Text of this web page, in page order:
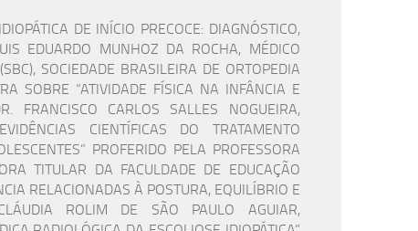
DE INÍCIO PRECOCE: DIAGNÓSTICO,
EDUARDO MUNHOZ DA ROCHA, MÉDICO
SOCIEDADE BRASILEIRA DE ORTOPEDIA
SOBRE “ATIVIDADE FÍSICA NA INFÂNCIA E
FRANCISCO CARLOS SALLES NOGUEIRA,
CIENTÍFICAS DO TRATAMENTO
PROFERIDO PELA PROFESSORA
TITULAR DA FACULDADE DE EDUCAÇÃO
RELACIONADAS À POSTURA, EQUILÍBRIO E
ROLIM DE SÃO PAULO AGUIAR,